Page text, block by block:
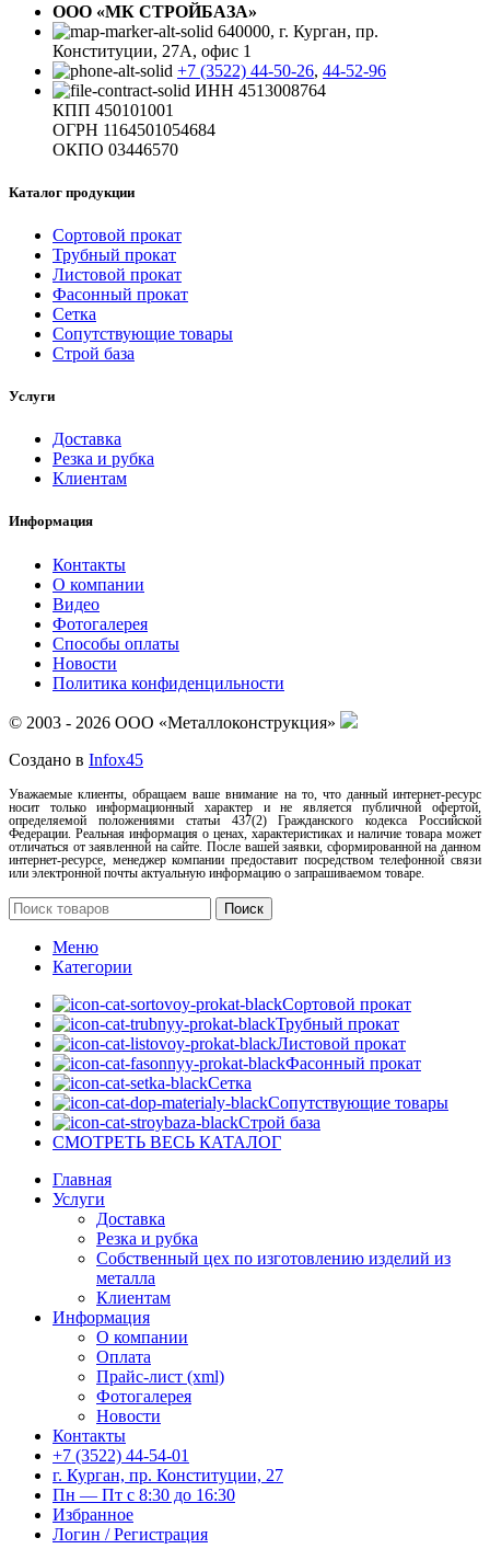
ООО «МК СТРОЙБАЗА»
640000, г. Курган, пр.
Конституции, 27А, офис 1
+7 (3522) 44-50-26, 44-52-96
ИНН 4513008764
КПП 450101001
ОГРН 1164501054684
ОКПО 03446570
Каталог продукции
Сортовой прокат
Трубный прокат
Листовой прокат
Фасонный прокат
Сетка
Сопутствующие товары
Строй база
Услуги
Доставка
Резка и рубка
Клиентам
Информация
Контакты
О компании
Видео
Фотогалерея
Способы оплаты
Новости
Политика конфиденцильности
© 2003 - 2026 ООО «Металлоконструкция»
Создано в Infox45
Уважаемые клиенты, обращаем ваше внимание на то, что данный интернет-ресурс
носит только информационный характер и не является публичной офертой,
определяемой положениями статьи 437(2) Гражданского кодекса Российской
Федерации. Реальная информация о ценах, характеристиках и наличие товара может
отличаться от заявленной на сайте. После вашей заявки, сформированной на данном
интернет-ресурсе, менеджер компании предоставит посредством телефонной связи
или электронной почты актуальную информацию о запрашиваемом товаре.
Поиск
Меню
Категории
Сортовой прокат
Трубный прокат
Листовой прокат
Фасонный прокат
Сетка
Сопутствующие товары
Строй база
СМОТРЕТЬ ВЕСЬ КАТАЛОГ
Главная
Услуги
Доставка
Резка и рубка
Собственный цех по изготовлению изделий из
металла
Клиентам
Информация
О компании
Оплата
Прайс-лист (xml)
Фотогалерея
Новости
Контакты
+7 (3522) 44-54-01
г. Курган, пр. Конституции, 27
Пн — Пт с 8:30 до 16:30
Избранное
Логин / Регистрация